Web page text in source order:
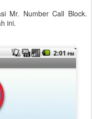
Mr. Number Call Block.
ini.